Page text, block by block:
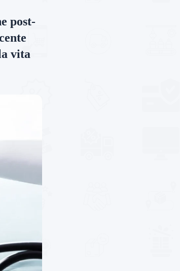
post-
vita